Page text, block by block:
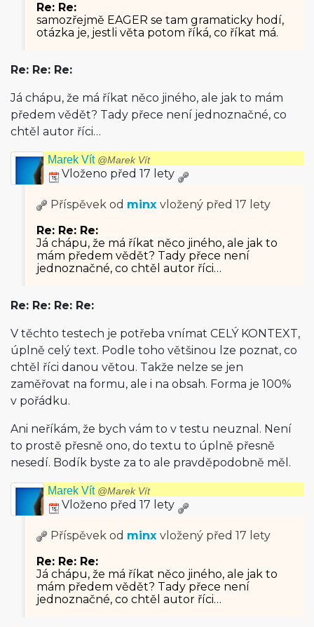
Re: Re:
samozřejmě EAGER se tam gramaticky hodí,
otázka je, jestli věta potom říká, co říkat má.
Re: Re: Re:
Já chápu, že má říkat něco jiného, ale jak to mám
předem vědět? Tady přece není jednoznačné, co
chtěl autor říci…
Marek Vít @Marek Vít
Vloženo před 17 lety
Příspěvek od minx vložený před 17 lety
Re: Re: Re:
Já chápu, že má říkat něco jiného, ale jak to
mám předem vědět? Tady přece není
jednoznačné, co chtěl autor říci…
Re: Re: Re: Re:
V těchto testech je potřeba vnímat CELÝ KONTEXT,
úplně celý text. Podle toho většinou lze poznat, co
chtěl říci danou větou. Takže nelze se jen
zaměřovat na formu, ale i na obsah. Forma je 100%
v pořádku.
Ani neříkám, že bych vám to v testu neuznal. Není
to prostě přesně ono, do textu to úplně přesně
nesedí. Bodík byste za to ale pravděpodobně měl.
Marek Vít @Marek Vít
Vloženo před 17 lety
Příspěvek od minx vložený před 17 lety
Re: Re: Re:
Já chápu, že má říkat něco jiného, ale jak to
mám předem vědět? Tady přece není
jednoznačné, co chtěl autor říci…